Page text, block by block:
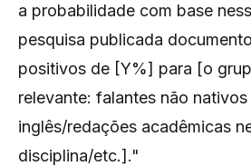
a probabilidade com base
pesquisa publicada
positivos de [Y%] para [o
relevante: falantes não
inglês/redações acadêmicas
disciplina/etc.]."